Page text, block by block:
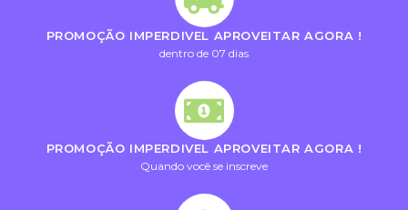
PROMOÇÃO IMPERDIVEL APROVEITAR AGORA !
dentro de 07 dias
PROMOÇÃO IMPERDIVEL APROVEITAR AGORA !
Quando você se inscreve